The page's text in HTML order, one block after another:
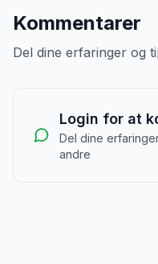
Kommentarer
Del dine erfaringer og
Login for at
Del dine
andre